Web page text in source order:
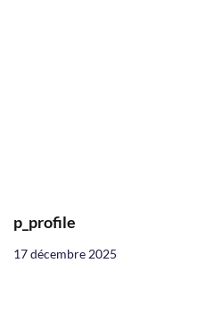
p_profile
17 décembre 2025